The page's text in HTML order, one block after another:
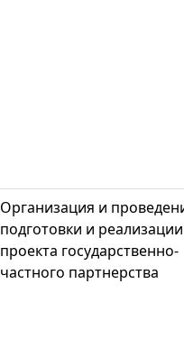
Организация и
подготовки и реализации
проекта государственно-
частного партнерства